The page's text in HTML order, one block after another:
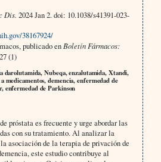
Dis. 2024 Jan 2. doi: 10.1038/s41391-023-
38167924/
publicado en Boletín Fármacos:
(1)
darolutamida, Nubeqa, enzalutamida, Xtandi,
medicamentos, demencia, enfermedad de
enfermedad de Parkinson
próstata es frecuente y urge abordar las
con su tratamiento. Al analizar la
asociación de la terapia de privación de
este estudio contribuye al